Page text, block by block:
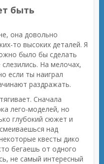
быть
она довольно
то высоких деталей. Я
было бы сделать
На мелочах,
если ты наиграл
раздражать.
Сначала
лего-моделей, но
глубокий сюжет и
над
квесты дико
бегаешь от одного
не самый интересный